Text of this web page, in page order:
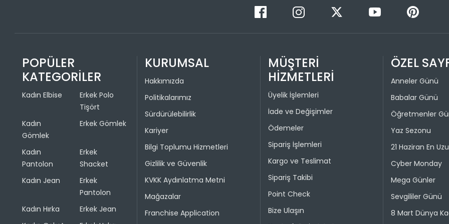
olarak
İADE VE
Colin's
30 gün
Değişim
İade
Daha
ederek
Taksit
3
POPÜLER
KATEGORİLER
Kadın Elbise
Kadın
Gömlek
Kadın
Pantolon
Kadın Jean
Kadın Hırka
Erkek Polo
Tişört
Erkek Gömlek
Erkek
Shacket
Erkek
Pantolon
Erkek Jean
KURUMSAL
Hakkımızda
Politikalarımız
Sürdürülebilirlik
Kariyer
Bilgi Toplumu Hizmetleri
Gizlilik ve Güvenlik
KVKK Aydınlatma Metni
Mağazalar
Franchise Application
MÜŞTERİ
HİZMETLERİ
Üyelik İşlemleri
İade ve Değişimler
Ödemeler
Sipariş İşlemleri
Kargo ve Teslimat
Sipariş Takibi
Point Check
Bize Ulaşın
ÖZEL
Anneler Günü
Babalar Günü
Öğretmenler
Yaz Sezonu
21 Haziran En
Cyber Monday
Mega Günler
Sevgililer Günü
8 Mart Dünya